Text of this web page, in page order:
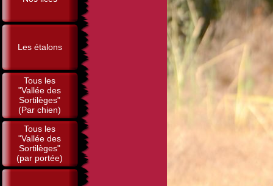
Les étalons
Tous les
"Vallée des
Sortilèges"
(Par chien)
Tous les
"Vallée des
Sortilèges"
(par portée)